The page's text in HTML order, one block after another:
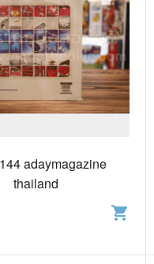
adaymagazine
thailand
shopping_cart
นาตนเอง
ฐศาสตร์
ร์
การทำนาย
า ปรัชญา